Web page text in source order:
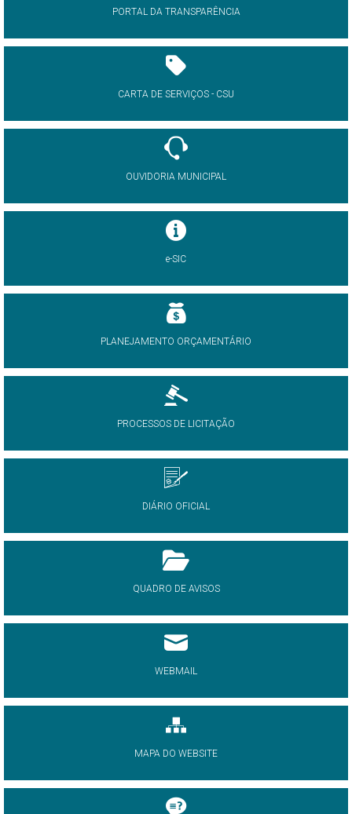
PORTAL DA TRANSPARÊNCIA
CARTA DE SERVIÇOS - CSU
OUVIDORIA MUNICIPAL
e-SIC
PLANEJAMENTO ORÇAMENTÁRIO
PROCESSOS DE LICITAÇÃO
DIÁRIO OFICIAL
QUADRO DE AVISOS
WEBMAIL
MAPA DO WEBSITE